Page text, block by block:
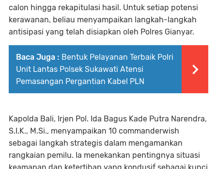
calon hingga rekapitulasi hasil. Untuk setiap potensi
kerawanan, beliau menyampaikan langkah-langkah
antisipasi yang telah disiapkan oleh Polres Gianyar.
Baca Juga : Bentuk Pelayanan Terbaik Polri
Unit Lantas Polsek Sukawati Atensi
Pemasangan Pergantian Kabel PLN
Kapolda Bali, Irjen Pol. Ida Bagus Kade Putra Narendra,
S.I.K., M.Si., menyampaikan 10 commanderwish
sebagai langkah strategis dalam mengamankan
rangkaian pemilu. Ia menekankan pentingnya situasi